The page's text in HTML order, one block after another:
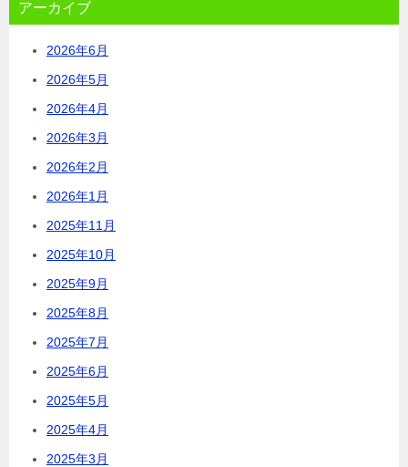
アーカイブ
2026年6月
2026年5月
2026年4月
2026年3月
2026年2月
2026年1月
2025年11月
2025年10月
2025年9月
2025年8月
2025年7月
2025年6月
2025年5月
2025年4月
2025年3月